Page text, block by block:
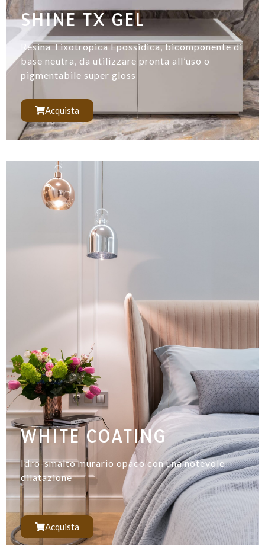
SHINE TX GEL
Resina Tixotropica Epossidica, bicomponente di
base neutra, da utilizzare pronta all’uso o
pigmentabile super gloss
Acquista
WHITE COATING
Idro-smalto murario opaco con una notevole
dilatazione
Acquista